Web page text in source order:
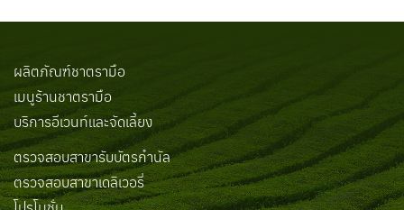
ผลิตภัณฑ์ชาตรามือ
เมนูร้านชาตรามือ
บริการอีเวนท์และจัดเลี้ยง
ตรวจสอบสาขารับบัตรกำนัล
ตรวจสอบสาขาเดลิเวอรี่